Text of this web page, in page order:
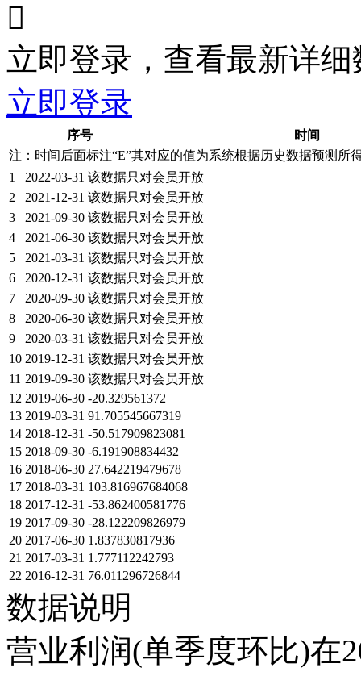

立即登录，查看最新详细
立即登录
序号
时间
注：时间后面标注“E”其对应的值为系统根据历史数据预测所
1
2022-03-31 该数据只对会员开放
2
2021-12-31 该数据只对会员开放
3
2021-09-30 该数据只对会员开放
4
2021-06-30 该数据只对会员开放
5
2021-03-31 该数据只对会员开放
6
2020-12-31 该数据只对会员开放
7
2020-09-30 该数据只对会员开放
8
2020-06-30 该数据只对会员开放
9
2020-03-31 该数据只对会员开放
10 2019-12-31 该数据只对会员开放
11 2019-09-30 该数据只对会员开放
12 2019-06-30 -20.329561372
13 2019-03-31 91.705545667319
14 2018-12-31 -50.517909823081
15 2018-09-30 -6.191908834432
16 2018-06-30 27.642219479678
17 2018-03-31 103.816967684068
18 2017-12-31 -53.862400581776
19 2017-09-30 -28.122209826979
20 2017-06-30 1.837830817936
21 2017-03-31 1.777112242793
22 2016-12-31 76.011296726844
数据说明
营业利润(单季度环比)在